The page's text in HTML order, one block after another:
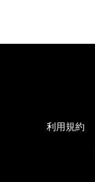
利用規約